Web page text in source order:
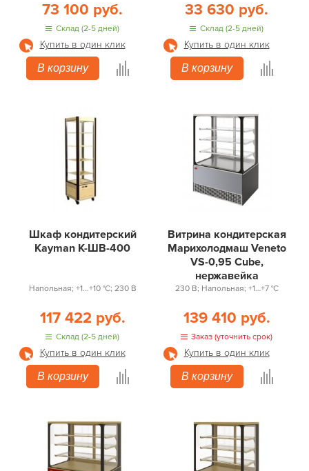
73 100 руб.
Склад (2-5 дней)
Купить в один клик
В корзину
33 630 руб.
Склад (2-5 дней)
Купить в один клик
В корзину
Шкаф кондитерский
Kayman К-ШВ-400
Напольная; +1...+10 °С; 230 В
117 422 руб.
Склад (2-5 дней)
Купить в один клик
В корзину
Витрина кондитерская
Марихолодмаш Veneto
VS-0,95 Cube,
нержавейка
230 В; Напольная; +1…+7 °С
139 410 руб.
Заказ (уточнить срок)
Купить в один клик
В корзину